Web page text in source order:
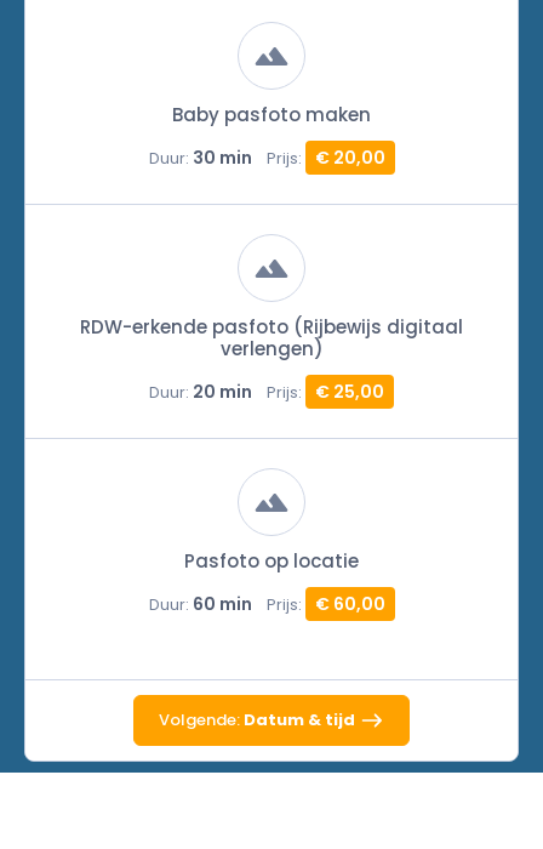
Baby pasfoto maken
Duur: 30 min Prijs: € 20,00
RDW-erkende pasfoto (Rijbewijs digitaal
verlengen)
Duur: 20 min Prijs: € 25,00
Pasfoto op locatie
Duur: 60 min Prijs: € 60,00
Volgende: Datum & tijd